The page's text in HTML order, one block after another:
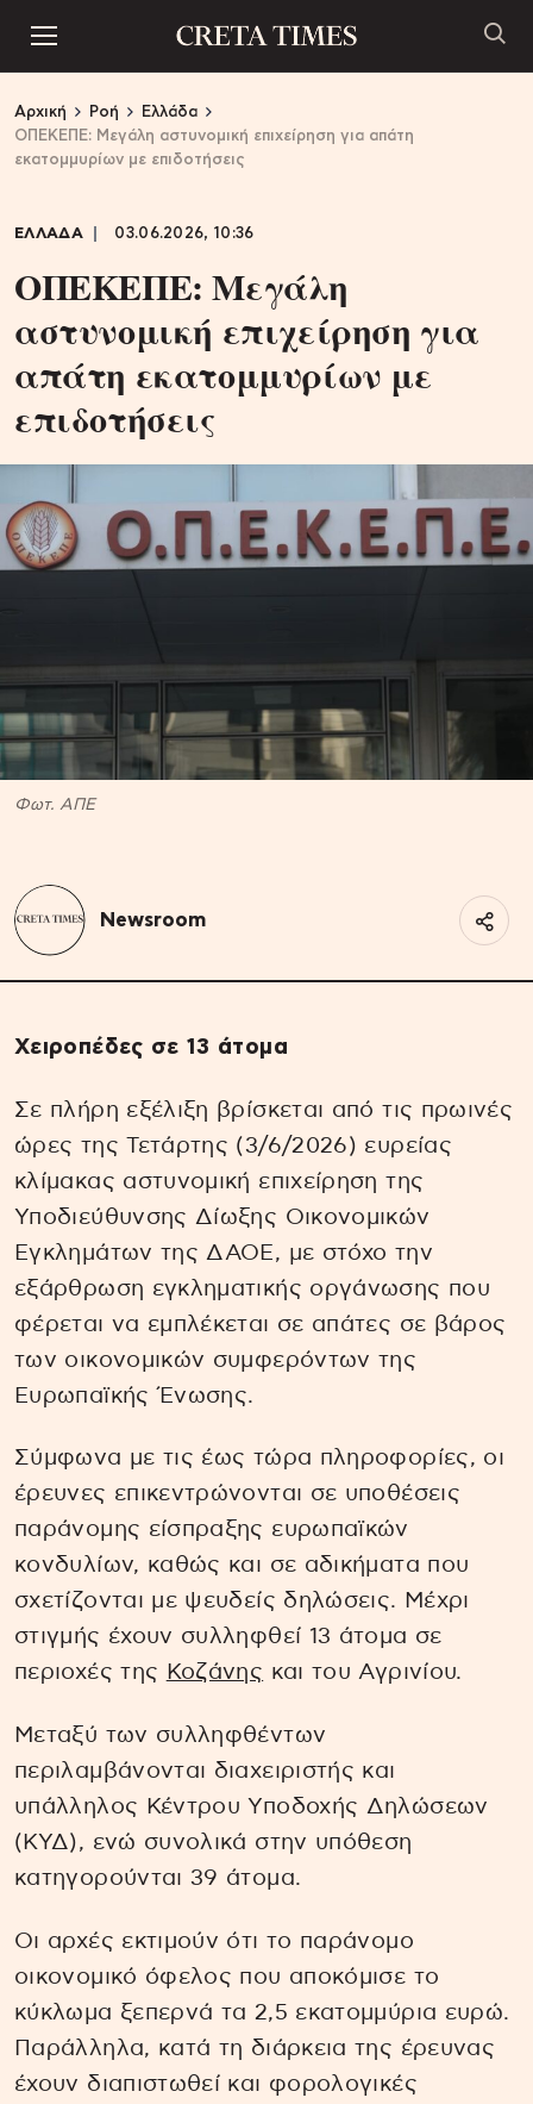
Αρχική Ροή
Ελλάδα
ΟΠΕΚΕΠΕ: Μεγάλη αστυνομική επιχείρηση για απάτη
εκατομμυρίων με επιδοτήσεις
ΕΛΛΑΔΑ 03.06.2026, 10:36
ΟΠΕΚΕΠΕ: Μεγάλη
αστυνομική επιχείρηση για
απάτη εκατομμυρίων με
επιδοτήσεις
Φωτ. ΑΠΕ
Newsroom
Χειροπέδες σε 13 άτομα
Σε πλήρη εξέλιξη βρίσκεται από τις πρωινές
ώρες της Τετάρτης (3/6/2026) ευρείας
κλίμακας αστυνομική επιχείρηση της
Υποδιεύθυνσης Δίωξης Οικονομικών
Εγκλημάτων της ΔΑΟΕ, με στόχο την
εξάρθρωση εγκληματικής οργάνωσης που
φέρεται να εμπλέκεται σε απάτες σε βάρος
των οικονομικών συμφερόντων της
Ευρωπαϊκής Ένωσης.
Σύμφωνα με τις έως τώρα πληροφορίες, οι
έρευνες επικεντρώνονται σε υποθέσεις
παράνομης είσπραξης ευρωπαϊκών
κονδυλίων, καθώς και σε αδικήματα που
σχετίζονται με ψευδείς δηλώσεις. Μέχρι
στιγμής έχουν συλληφθεί 13 άτομα σε
περιοχές της Κοζάνης και του Αγρινίου.
Μεταξύ των συλληφθέντων
περιλαμβάνονται διαχειριστής και
υπάλληλος Κέντρου Υποδοχής Δηλώσεων
(ΚΥΔ), ενώ συνολικά στην υπόθεση
κατηγορούνται 39 άτομα.
Οι αρχές εκτιμούν ότι το παράνομο
οικονομικό όφελος που αποκόμισε το
κύκλωμα ξεπερνά τα 2,5 εκατομμύρια ευρώ.
Παράλληλα, κατά τη διάρκεια της έρευνας
έχουν διαπιστωθεί και φορολογικές